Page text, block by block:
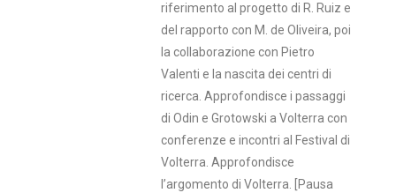
riferimento al progetto di R. Ruiz e
del rapporto con M. de Oliveira, poi
la collaborazione con Pietro
Valenti e la nascita dei centri di
ricerca. Approfondisce i passaggi
di Odin e Grotowski a Volterra con
conferenze e incontri al Festival di
Volterra. Approfondisce
l’argomento di Volterra. [Pausa